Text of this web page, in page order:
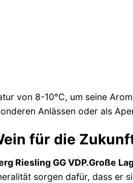
von 8-10°C, um seine
Anlässen oder als
für die
Riesling GG VDP.Große
sorgen dafür, dass er